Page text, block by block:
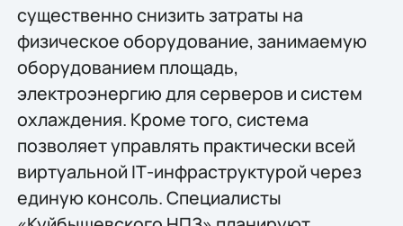
существенно снизить затраты на
физическое оборудование, занимаемую
оборудованием площадь,
электроэнергию для серверов и систем
охлаждения. Кроме того, система
позволяет управлять практически всей
виртуальной IТ-инфраструктурой через
единую консоль. Специалисты